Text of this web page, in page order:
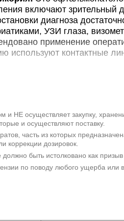
включают зрительный
диагноза
УЗИ глаза,
применение
используют контактные
Статистические данные
одного из проявлений
с частотой 1:200
Поликория с
особенностей
и НЕ осуществляет закупку,
и осуществляют поставку.
часть из которых
коррекции дозировок.
быть истолковано как
по поводу любого ущерба или